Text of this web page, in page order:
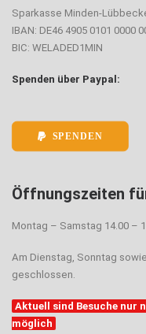
Sparkasse Minden-
IBAN: DE46 4905 0101 0000
BIC: WELADED1MIN
Spenden über Paypal:
SPENDEN
Öffnungszeiten
Montag – Samstag 14.00 –
Am Dienstag, Sonntag
geschlossen.
Aktuell sind Besuche nur
möglich